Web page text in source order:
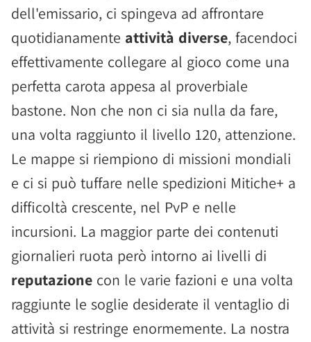
dell'emissario, ci spingeva ad affrontare
quotidianamente attività diverse, facendoci
effettivamente collegare al gioco come una
perfetta carota appesa al proverbiale
bastone. Non che non ci sia nulla da fare,
una volta raggiunto il livello 120, attenzione.
Le mappe si riempiono di missioni mondiali
e ci si può tuffare nelle spedizioni Mitiche+ a
difficoltà crescente, nel PvP e nelle
incursioni. La maggior parte dei contenuti
giornalieri ruota però intorno ai livelli di
reputazione con le varie fazioni e una volta
raggiunte le soglie desiderate il ventaglio di
attività si restringe enormemente. La nostra